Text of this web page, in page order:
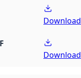
Download
Download